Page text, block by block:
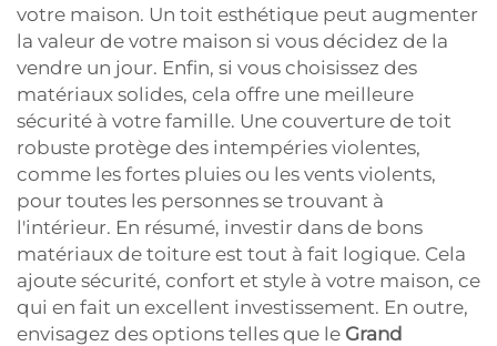
votre maison. Un toit esthétique peut augmenter
la valeur de votre maison si vous décidez de la
vendre un jour. Enfin, si vous choisissez des
matériaux solides, cela offre une meilleure
sécurité à votre famille. Une couverture de toit
robuste protège des intempéries violentes,
comme les fortes pluies ou les vents violents,
pour toutes les personnes se trouvant à
l'intérieur. En résumé, investir dans de bons
matériaux de toiture est tout à fait logique. Cela
ajoute sécurité, confort et style à votre maison, ce
qui en fait un excellent investissement. En outre,
envisagez des options telles que le Grand